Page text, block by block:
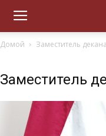
Домой Заместитель
Заместитель